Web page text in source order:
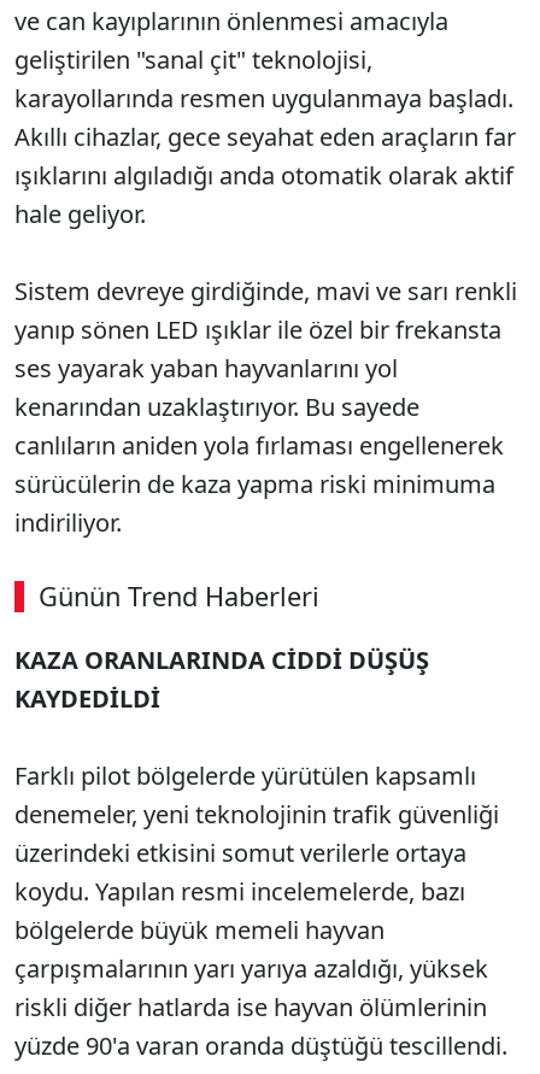
ve can kayıplarının önlenmesi amacıyla
geliştirilen "sanal çit" teknolojisi,
karayollarında resmen uygulanmaya başladı.
Akıllı cihazlar, gece seyahat eden araçların far
ışıklarını algıladığı anda otomatik olarak aktif
hale geliyor.
Sistem devreye girdiğinde, mavi ve sarı renkli
yanıp sönen LED ışıklar ile özel bir frekansta
ses yayarak yaban hayvanlarını yol
kenarından uzaklaştırıyor. Bu sayede
canlıların aniden yola fırlaması engellenerek
sürücülerin de kaza yapma riski minimuma
indiriliyor.
Günün Trend Haberleri
KAZA ORANLARINDA CİDDİ DÜŞÜŞ
KAYDEDİLDİ
Farklı pilot bölgelerde yürütülen kapsamlı
denemeler, yeni teknolojinin trafik güvenliği
üzerindeki etkisini somut verilerle ortaya
koydu. Yapılan resmi incelemelerde, bazı
bölgelerde büyük memeli hayvan
çarpışmalarının yarı yarıya azaldığı, yüksek
riskli diğer hatlarda ise hayvan ölümlerinin
yüzde 90'a varan oranda düştüğü tescillendi.